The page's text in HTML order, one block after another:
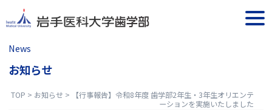
content
News
お知らせ
TOP > お知らせ>
【行事報告】令和8年度 歯学部2年生・3年生オリエンテ
ーションを実施いたしました